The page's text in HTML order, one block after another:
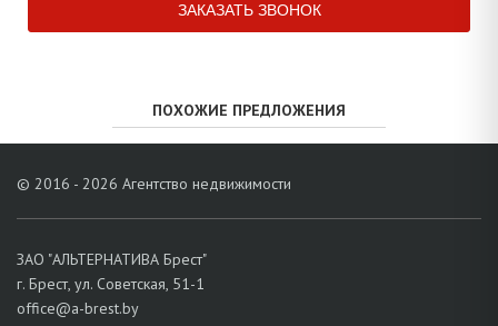
ПОХОЖИЕ ПРЕДЛОЖЕНИЯ
© 2016 - 2026 Агентство недвижимости
ЗАО "АЛЬТЕРНАТИВА Брест"
г. Брест, ул. Советская, 51-1
office@a-brest.by